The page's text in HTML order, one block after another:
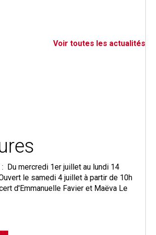
Voir toutes les actualités
Du mercredi 1er juillet au lundi 14
le samedi 4 juillet à partir de 10h
d'Emmanuelle Favier et Maëva Le